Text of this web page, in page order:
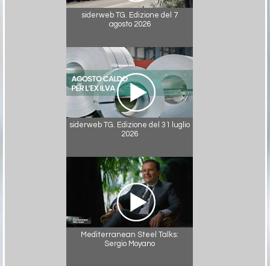
siderweb TG. Edizione del 7
agosto 2026
siderweb TG. Edizione del 31 luglio
2026
Mediterranean Steel Talks:
Sergio Moyano